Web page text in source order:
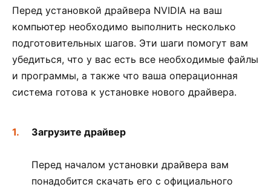
Перед установкой драйвера NVIDIA на ваш
компьютер необходимо выполнить несколько
подготовительных шагов. Эти шаги помогут вам
убедиться, что у вас есть все необходимые файлы
и программы, а также что ваша операционная
система готова к установке нового драйвера.
Загрузите драйвер
Перед началом установки драйвера вам
понадобится скачать его с официального